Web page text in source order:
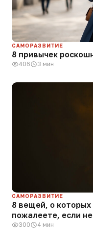
САМОРАЗВИТИЕ
8 привычек
406 3 мин
САМОРАЗВИТИЕ
8 вещей, о
пожалеете, если
300 4 мин